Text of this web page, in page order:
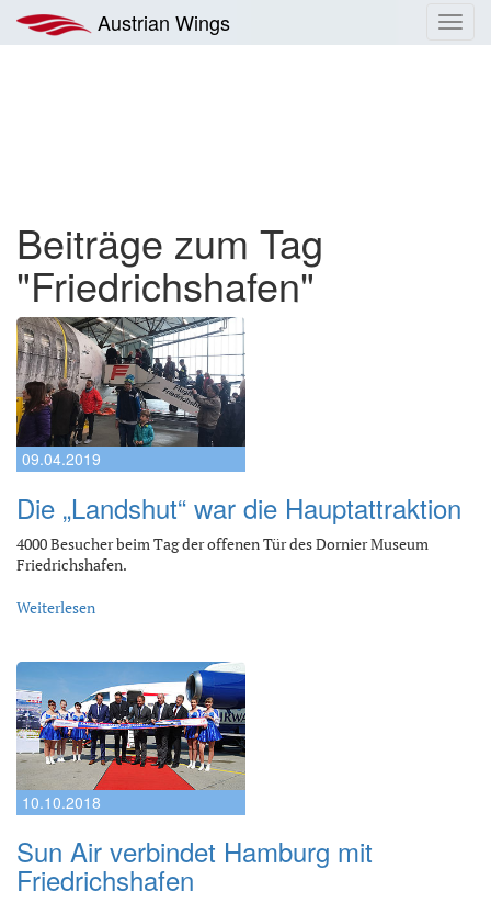
Inhalt
springen
Austrian Wings
Beiträge zum Tag
"Friedrichshafen"
09.04.2019
Die „Landshut“ war die Hauptattraktion
4000 Besucher beim Tag der offenen Tür des Dornier Museum
Friedrichshafen.
Weiterlesen
10.10.2018
Sun Air verbindet Hamburg mit
Friedrichshafen